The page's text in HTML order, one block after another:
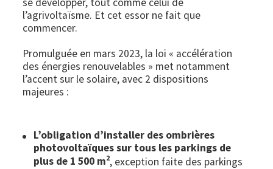
l’agrivoltaïsme. Et cet essor ne fait que
commencer.
Promulguée en mars 2023, la loi « accélération
des énergies renouvelables » met notamment
l’accent sur le solaire, avec 2 dispositions
majeures :
L’obligation d’installer des ombrières
photovoltaïques sur tous les parkings de
plus de 1 500 m2, exception faite des parkings